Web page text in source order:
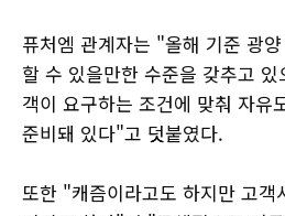
퓨처엠 관계자는 "올해 기준 광
할 수 있을만한 수준을 갖추고
객이 요구하는 조건에 맞춰 자유
준비돼 있다"고 덧붙였다.
또한 "캐즘이라고도 하지만 고객